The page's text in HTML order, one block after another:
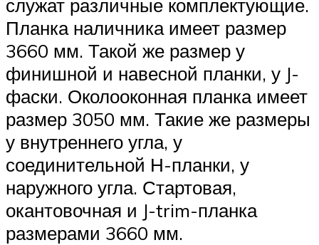
служат различные комплектующие.
Планка наличника имеет размер
3660 мм. Такой же размер у
финишной и навесной планки, у J-
фаски. Околооконная планка имеет
размер 3050 мм. Такие же размеры
у внутреннего угла, у
соединительной Н-планки, у
наружного угла. Стартовая,
окантовочная и J-trim-планка
размерами 3660 мм.